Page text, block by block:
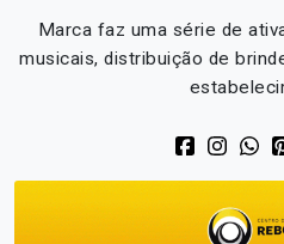
Marca faz uma série de
musicais, distribuição de